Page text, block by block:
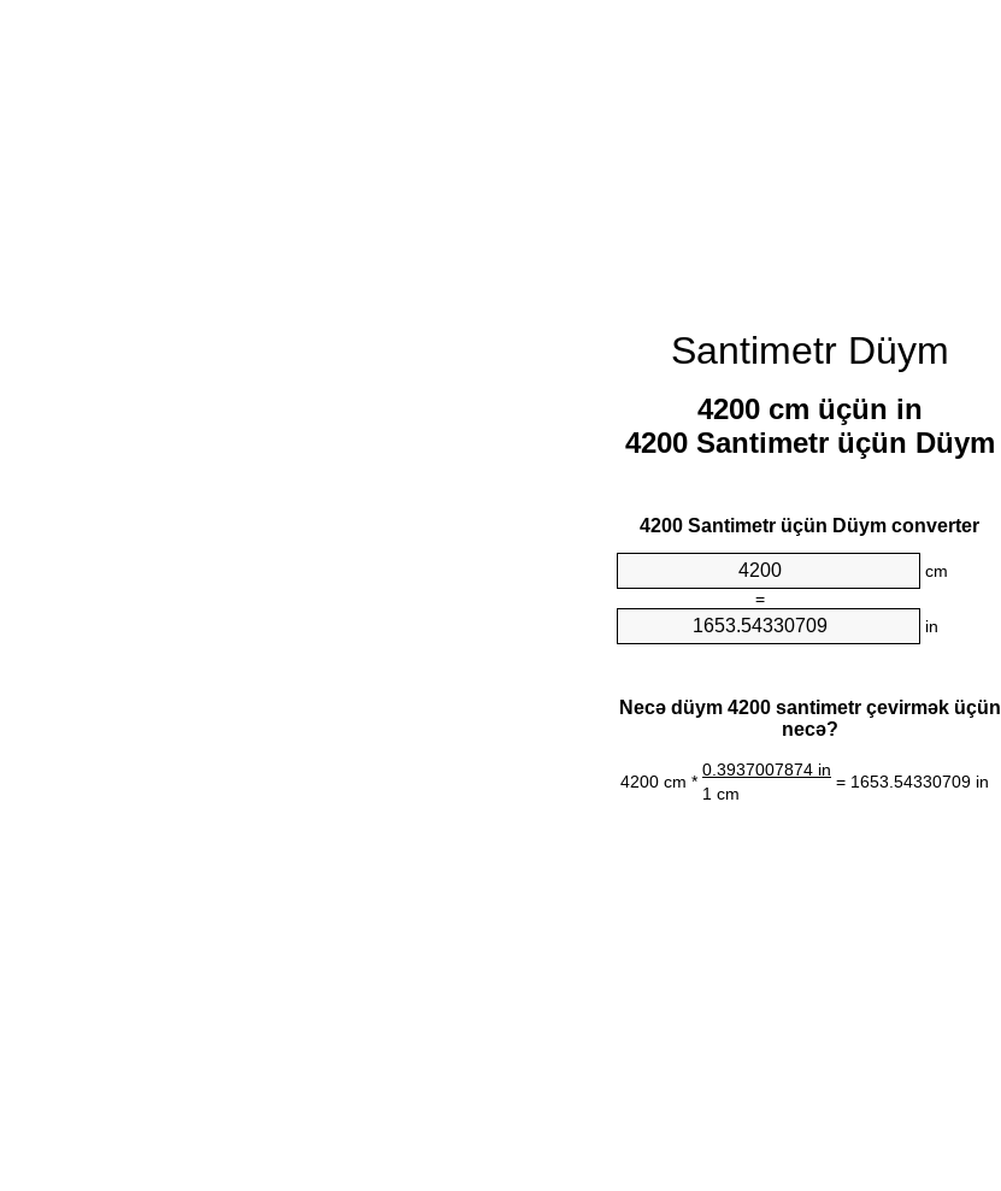
Santimetr Düym
4200 cm üçün in
4200 Santimetr üçün Düym
4200 Santimetr üçün Düym converter
cm
=
in
Necə düym 4200 santimetr çevirmək üçün
necə?
4200 cm *
0.3937007874 in
= 1653.54330709 in
1 cm